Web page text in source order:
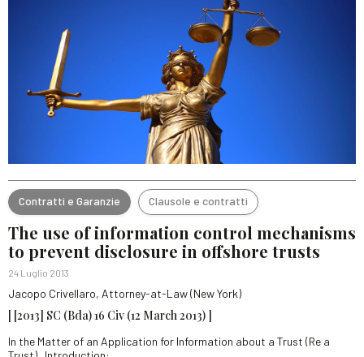
Contratti e Garanzie Clausole e contratti
The use of information control mechanisms
to prevent disclosure in offshore trusts
24 Luglio 2013
Jacopo Crivellaro, Attorney-at-Law (New York)
[ [2013] SC (Bda) 16 Civ (12 March 2013) ]
In the Matter of an Application for Information about a Trust (Re a